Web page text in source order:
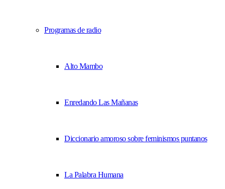
Programas de radio
Alto Mambo
Enredando Las Mañanas
Diccionario amoroso sobre feminismos puntanos
La Palabra Humana